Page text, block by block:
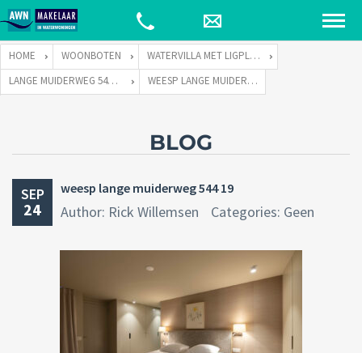
HOME WOONBOTEN
WATERVILLA MET LIGPLAATS
LANGE MUIDERWEG 544 TE 1382 LC WEESP
WEESP LANGE MUIDERWEG 544 19
BLOG
SEP
24
weesp lange muiderweg 544 19
Author: Rick Willemsen Categories: Geen